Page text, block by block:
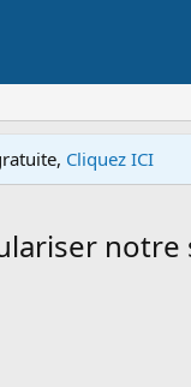
Cliquez ICI
notre